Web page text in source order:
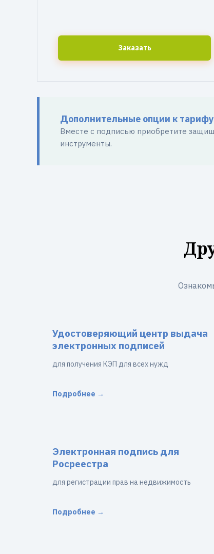
Заказать
Дополнительные опции к тарифу
Вместе с подписью приобретите
инструменты.
Удостоверяющий центр выдача
электронных подписей
для получения КЭП для всех нужд
Подробнее →
Электронная подпись для
Росреестра
для регистрации прав на недвижимость
Подробнее →